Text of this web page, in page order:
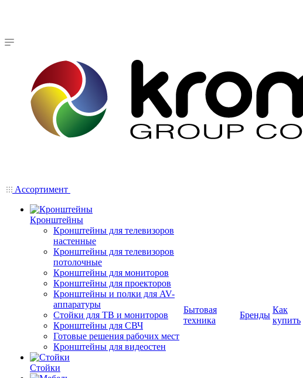
Ассортимент
Кронштейны
Кронштейны для телевизоров
настенные
Кронштейны для телевизоров
потолочные
Кронштейны для мониторов
Кронштейны для проекторов
Кронштейны и полки для AV-
аппаратуры
Стойки для ТВ и мониторов
Кронштейны для СВЧ
Готовые решения рабочих мест
Кронштейны для видеостен
Стойки
Бытовая
техника
Бренды
Как
купить